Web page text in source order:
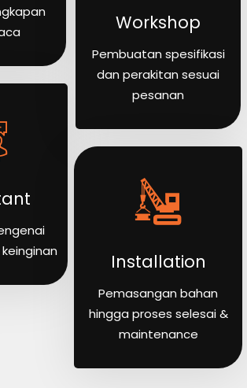
Workshop
Pembuatan spesifikasi
dan perakitan sesuai
pesanan
Installation
Pemasangan bahan
hingga proses selesai &
maintenance